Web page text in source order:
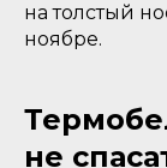
на толстый
ноябре.
не